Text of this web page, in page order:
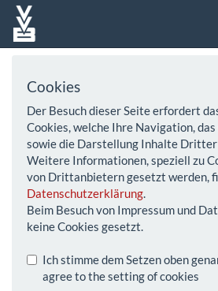
Cookies
Der Besuch dieser Seite erfordert
Cookies, welche Ihre Navigation,
sowie die Darstellung Inhalte
Weitere Informationen, speziell zu
von Drittanbietern gesetzt werden,
Datenschutzerklärung.
Beim Besuch von Impressum und
keine Cookies gesetzt.
Ich stimme dem Setzen oben
agree to the setting of cookies